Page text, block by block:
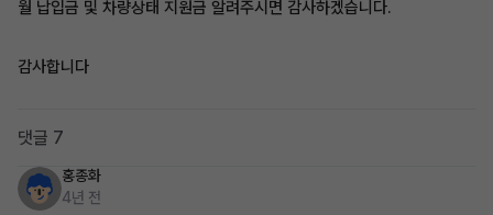
월 납입금 및 차량상태 지원금 알려주시면 감사하겠습니다.
감사합니다
댓글 7
홍종화
4년 전